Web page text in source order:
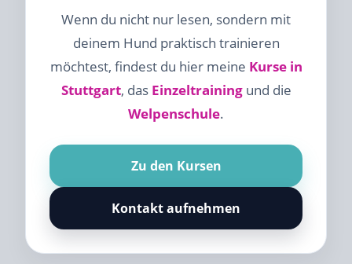
Wenn du nicht nur lesen, sondern mit
deinem Hund praktisch trainieren
möchtest, findest du hier meine Kurse in
Stuttgart, das Einzeltrainingund die
Welpenschule.
Zu den Kursen
Kontakt aufnehmen